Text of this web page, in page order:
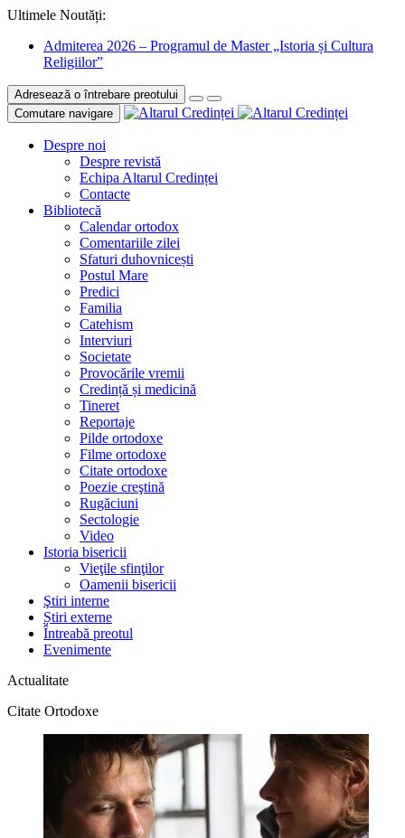
Ultimele Noutăți:
Admiterea 2026 – Programul de Master „Istoria și Cultura
Religiilor”
Adresează o întrebare preotului
Comutare navigare
Despre noi
Despre revistă
Echipa Altarul Credinței
Contacte
Bibliotecă
Calendar ortodox
Comentariile zilei
Sfaturi duhovnicești
Postul Mare
Predici
Familia
Catehism
Interviuri
Societate
Provocările vremii
Credință și medicină
Tineret
Reportaje
Pilde ortodoxe
Filme ortodoxe
Citate ortodoxe
Poezie creştină
Rugăciuni
Sectologie
Video
Istoria bisericii
Vieţile sfinţilor
Oamenii bisericii
Ştiri interne
Știri externe
Întreabă preotul
Evenimente
Actualitate
Citate Ortodoxe